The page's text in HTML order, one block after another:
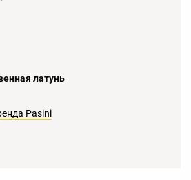
латунь
Pasini